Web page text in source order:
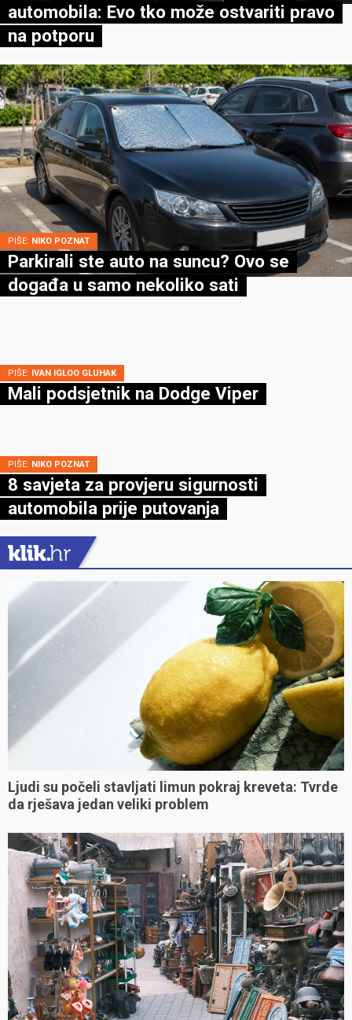
automobila: Evo tko može ostvariti pravo
na potporu
PIŠE: NIKO POZNAT
Parkirali ste auto na suncu? Ovo se
događa u samo nekoliko sati
PIŠE: IVAN IGLOO GLUHAK
Mali podsjetnik na Dodge Viper
PIŠE: NIKO POZNAT
8 savjeta za provjeru sigurnosti
automobila prije putovanja
Ljudi su počeli stavljati limun pokraj kreveta: Tvrde
da rješava jedan veliki problem